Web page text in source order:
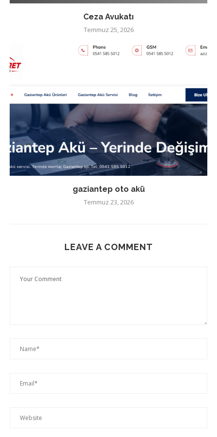
Ceza Avukatı
Temmuz 25, 2026
gaziantep oto akü
Temmuz 23, 2026
LEAVE A COMMENT